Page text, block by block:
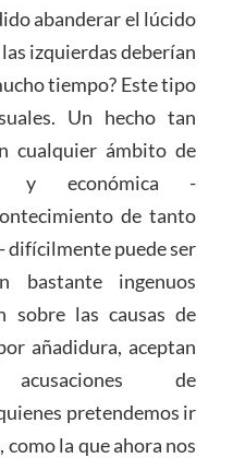
abanderar el lúcido
izquierdas deberían
tiempo? Este tipo
Un hecho tan
cualquier ámbito de
y económica -
de tanto
difícilmente puede ser
bastante ingenuos
sobre las causas de
añadidura, aceptan
de
pretendemos ir
la que ahora nos